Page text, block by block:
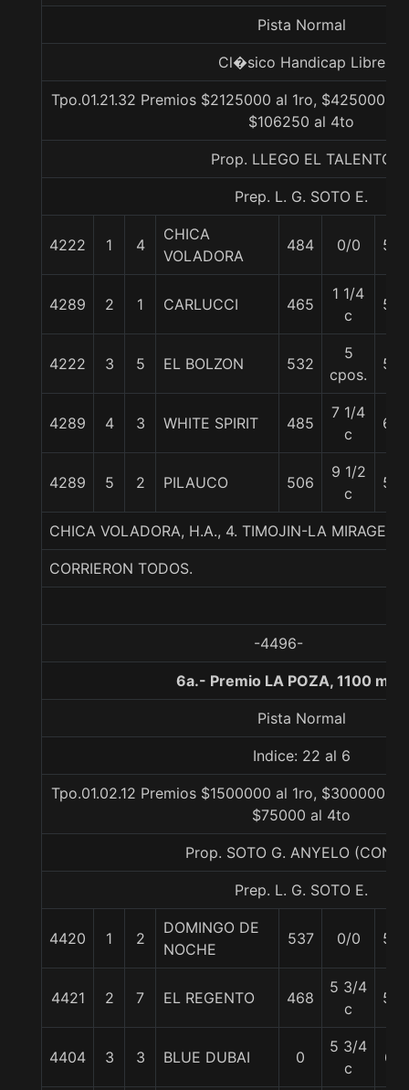
Pista Normal
Cl�sico Handicap Libre
Tpo.01.21.32 Premios $2125000 al 1ro, $425000
$106250 al 4to
Prop. LLEGO EL TALENTO
Prep. L. G. SOTO E.
4222 1 4
CHICA
VOLADORA
484 0/0 55
4289 2 1 CARLUCCI 465
1 1/4
c
55
4222 3 5 EL BOLZON 532
5
cpos.
54
4289 4 3 WHITE SPIRIT 485
7 1/4
c
60
4289 5 2 PILAUCO 506
9 1/2
c
56
CHICA VOLADORA, H.A., 4. TIMOJIN-LA MIRAGE-
CORRIERON TODOS.
-4496-
6a.- Premio LA POZA, 1100
Pista Normal
Indice: 22 al 6
Tpo.01.02.12 Premios $1500000 al 1ro, $300000
$75000 al 4to
Prop. SOTO G. ANYELO
Prep. L. G. SOTO E.
4420 1 2
DOMINGO DE
NOCHE
537 0/0 59
4421 2 7 EL REGENTO 468
5 3/4
c
56
4404 3 3 BLUE DUBAI 0
5 3/4
c
61